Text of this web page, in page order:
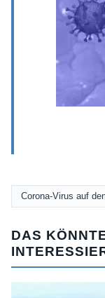
Corona-Virus auf
DAS